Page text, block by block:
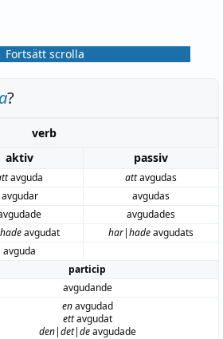
Fortsätt scrolla
?
verb
aktiv
passiv
avguda attavgudas
avgudar
avgudas
avgudades
avgudat har|hadeavgudats
avguda
particip
avgudande
enavgudad
ettavgudat
den|det|deavgudade